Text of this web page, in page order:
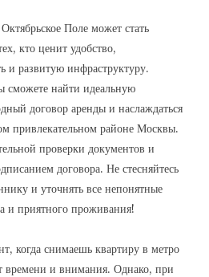
Поле может стать
кто ценит удобство,
и развитую инфраструктуру.
сможете найти идеальную
договор аренды и наслаждаться
привлекательном районе Москвы.
проверки документов и
договора. Не стесняйтесь
и уточнять все непонятные
и приятного проживания!
когда снимаешь квартиру в метро
времени и внимания. Однако, при